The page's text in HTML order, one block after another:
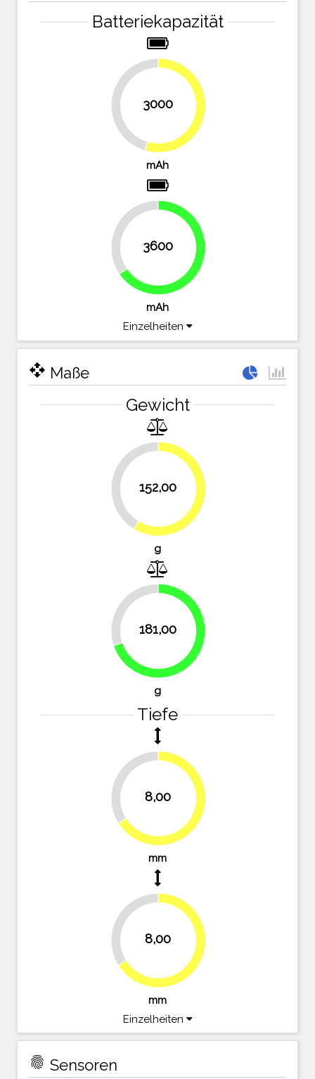
Batteriekapazität
3000
45.5%
54.5%
mAh
3600
34.5%
65.5%
mAh
Einzelheiten
open_with Maße
Gewicht
152,00
41.3%
58.7%
g
181,00
30.1%
69.9%
g
Tiefe
8,00
33.9%
66.1%
mm
8,00
33.9%
66.1%
mm
Einzelheiten
fingerprint Sensoren